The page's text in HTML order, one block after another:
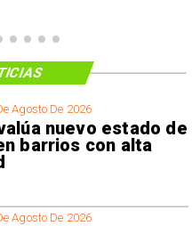
Agosto De 2026
nuevo estado de
barrios con alta
Agosto De 2026